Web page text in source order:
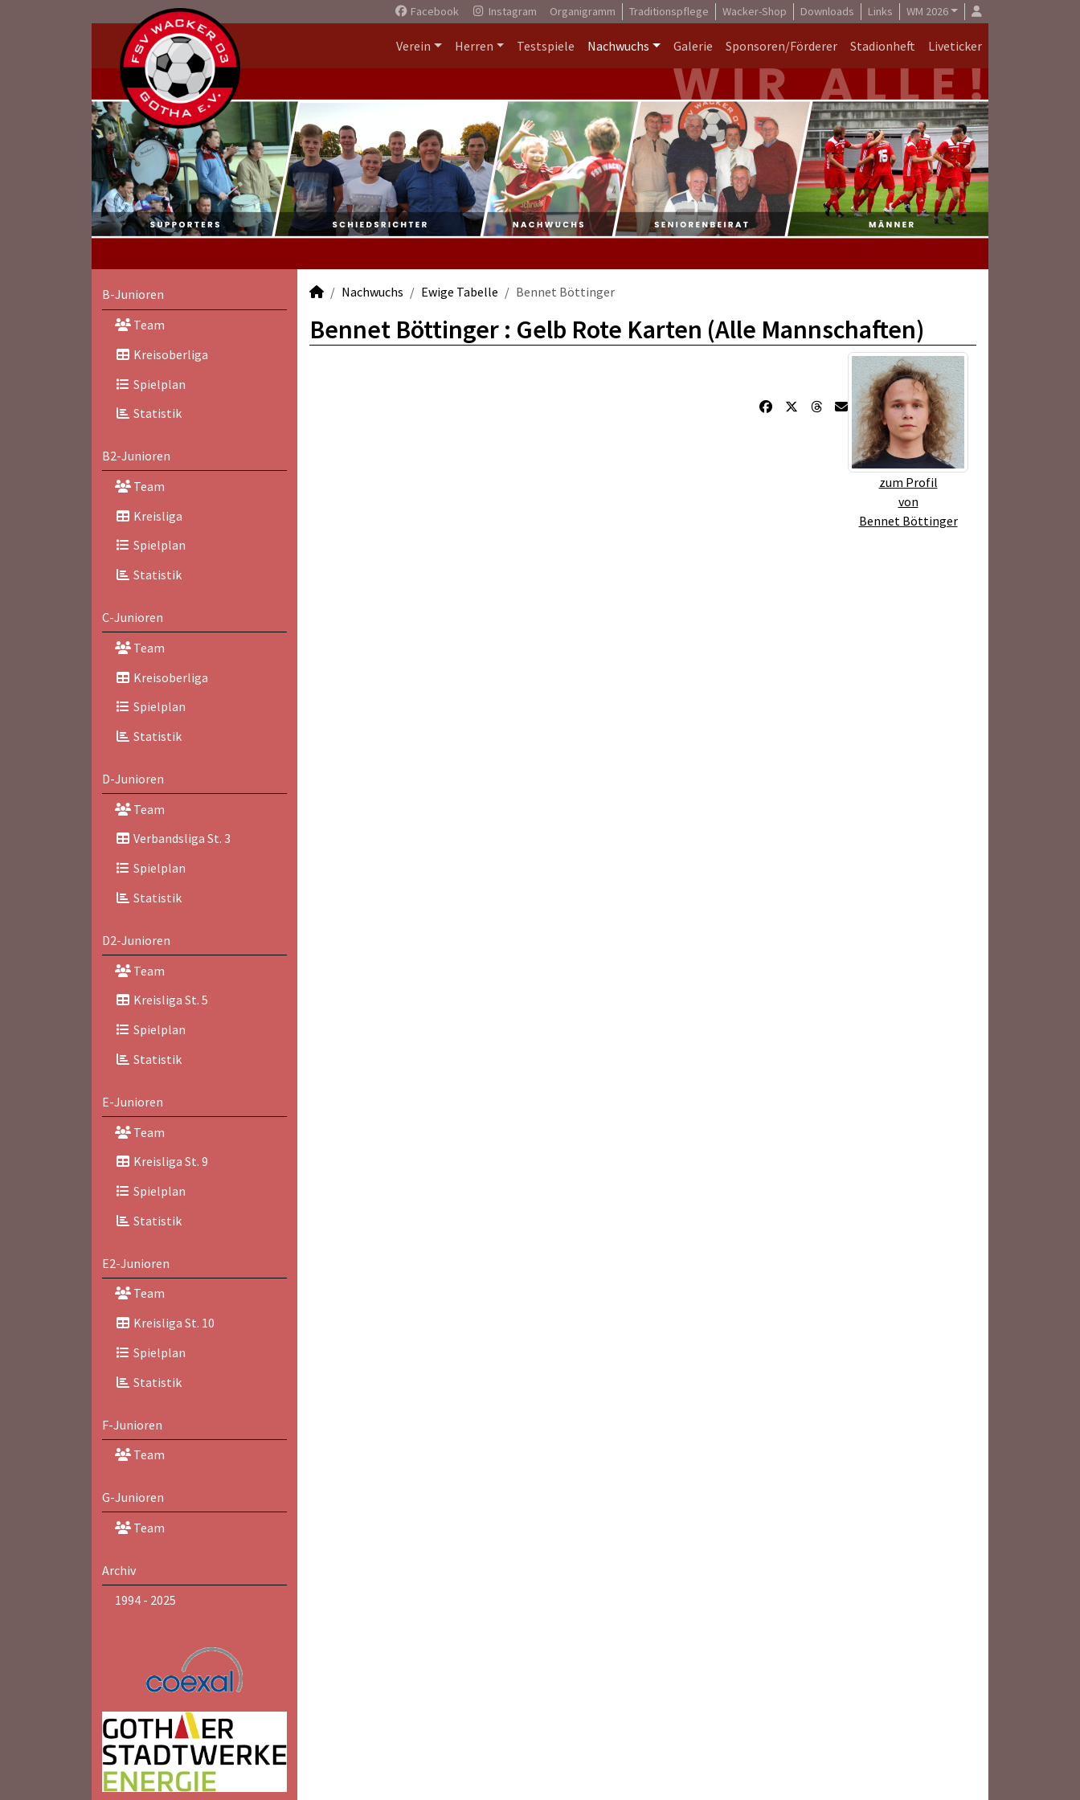
Facebook Instagram Organigramm Traditionspflege Wacker-Shop Downloads Links WM 2026
Verein Herren Testspiele Nachwuchs Galerie Sponsoren/Förderer Stadionheft Liveticker
B-Junioren
Team
Kreisoberliga
Spielplan
Statistik
B2-Junioren
Team
Kreisliga
Spielplan
Statistik
C-Junioren
Team
Kreisoberliga
Spielplan
Statistik
D-Junioren
Team
Verbandsliga St. 3
Spielplan
Statistik
D2-Junioren
Team
Kreisliga St. 5
Spielplan
Statistik
E-Junioren
Team
Kreisliga St. 9
Spielplan
Statistik
E2-Junioren
Team
Kreisliga St. 10
Spielplan
Statistik
F-Junioren
Team
G-Junioren
Team
Archiv
1994 - 2025
Nachwuchs Ewige Tabelle Bennet Böttinger
Bennet Böttinger : Gelb Rote Karten (Alle Mannschaften)
zum Profil
von
Bennet Böttinger